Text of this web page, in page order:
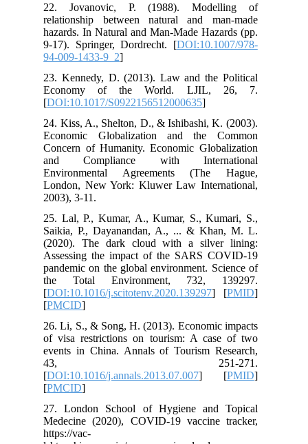
22. Jovanovic, P. (1988). Modelling of
relationship between natural and man-made
hazards. In Natural and Man-Made Hazards (pp.
9-17). Springer, Dordrecht. [DOI:10.1007/978-
94-009-1433-9_2
23. Kennedy, D. (2013). Law and the Political
Economy of the World. LJIL, 26, 7.
[DOI:10.1017/S0922156512000635
24. Kiss, A., Shelton, D., & Ishibashi, K. (2003).
Economic Globalization and the Common
Concern of Humanity. Economic Globalization
and Compliance with International
Environmental Agreements (The Hague,
London, New York: Kluwer Law International,
2003), 3-11.
25. Lal, P., Kumar, A., Kumar, S., Kumari, S.,
Saikia, P., Dayanandan, A., ... & Khan, M. L.
(2020). The dark cloud with a silver lining:
Assessing the impact of the SARS COVID-19
pandemic on the global environment. Science of
the Total Environment, 732, 139297.
[DOI:10.1016/j.scitotenv.2020.139297 ] [PMID
[PMCID
26. Li, S., & Song, H. (2013). Economic impacts
of visa restrictions on tourism: A case of two
events in China. Annals of Tourism Research,
43, 251-271.
[DOI:10.1016/j.annals.2013.07.007 ] [PMID
[PMCID
27. London School of Hygiene and Topical
Medecine (2020), COVID-19 vaccine tracker,
https://vac-